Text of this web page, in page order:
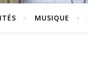
MUSIQUE